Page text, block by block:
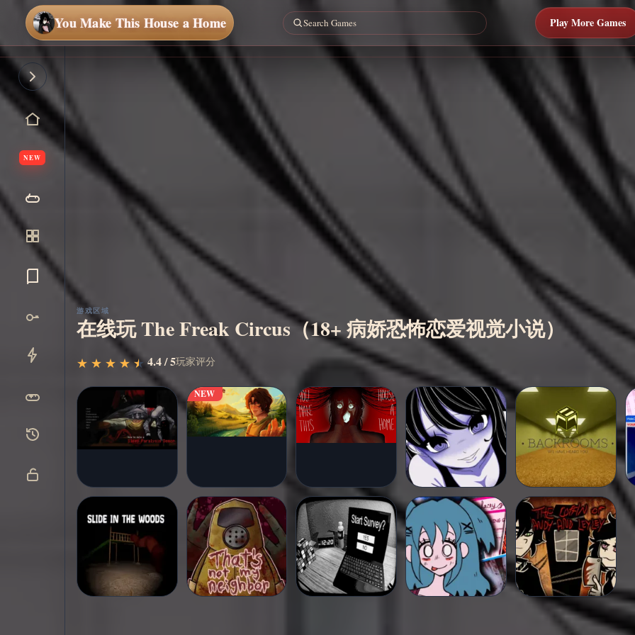
You Make This House a Home Play More Games
NEW
立即
开始
游戏区域
在线玩 The Freak Circus（18+ 病娇恐怖恋爱视觉小说）
★
★ ★
★ ★
★ ★
★★
★4.4 / 5玩家评分
NEW